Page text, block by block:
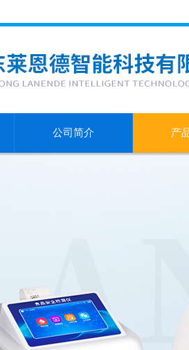
公司简介 产